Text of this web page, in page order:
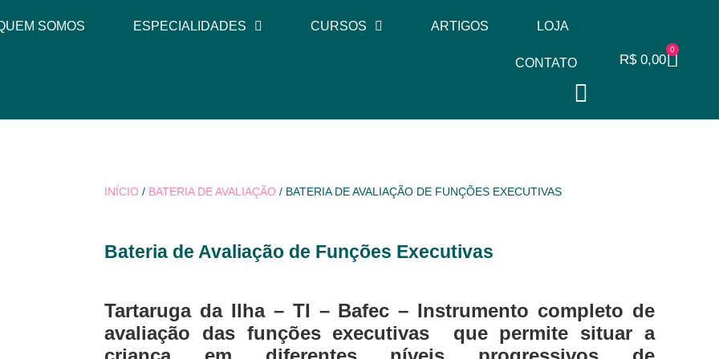
SOMOS ESPECIALIDADES CURSOS ARTIGOS LOJA
CONTATO R$0,00
0
INÍCIO / BATERIA DE AVALIAÇÃO / BATERIA DE AVALIAÇÃO DE FUNÇÕES EXECUTIVAS
Bateria de Avaliação de Funções Executivas
Tartaruga da Ilha – TI – Bafec – Instrumento completo de
avaliação das funções executivas que permite situar a